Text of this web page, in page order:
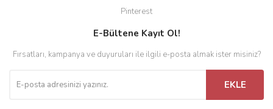
Pinterest
E-Bültene Kayıt Ol!
Fırsatları, kampanya ve duyuruları ile ilgili e-posta almak ister misiniz?
EKLE